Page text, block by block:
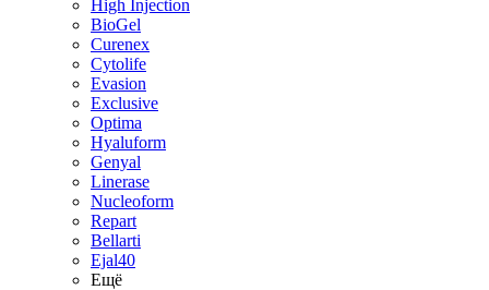
High Injection
BioGel
Curenex
Cytolife
Evasion
Exclusive
Optima
Hyaluform
Genyal
Linerase
Nucleoform
Repart
Bellarti
Ejal40
Ещё